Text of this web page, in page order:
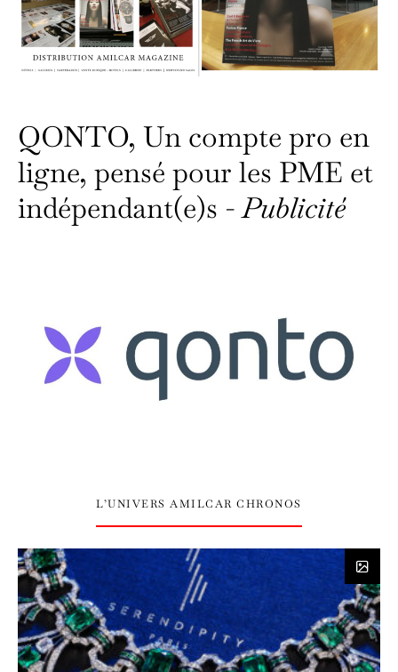
QONTO, Un compte pro en
ligne, pensé pour les PME et
indépendant(e)s -Publicité
L’UNIVERS AMILCAR CHRONOS